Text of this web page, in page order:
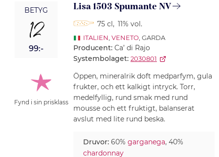
BETYG
12
99:-
Fynd i sin prisklass
Lisa 1503 Spumante NV
75 cl, 11% vol.
ITALIEN VENETO, GARDA
Producent: Ca’ di Rajo
Systembolaget: 2030801
Öppen, mineralrik doft medparfym, gula
frukter, och ett kalkigt intryck. Torr,
medelfyllig, rund smak med rund
mousse och ett fruktigt, balanserat
avslut med lite rund beska.
Druvor:60% garganega, 40%
chardonnay